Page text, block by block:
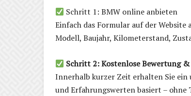
Schritt 1: BMW online anbieten
Einfach das Formular auf der
Modell, Baujahr, Kilometerstand,
Schritt 2: Kostenlose Bewertung
Innerhalb kurzer Zeit erhalten Sie
und Erfahrungswerten basiert – ohne